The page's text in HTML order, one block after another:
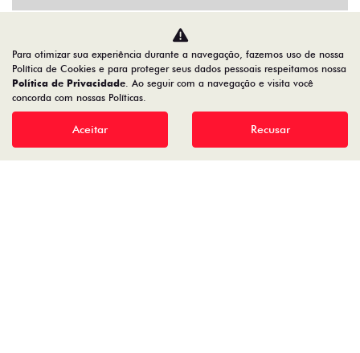
SEMINOVOS
PÓS VENDAS
Para otimizar sua experiência durante a navegação, fazemos uso de nossa
Política de Cookies e para proteger seus dados pessoais respeitamos nossa
Política de Privacidade. Ao seguir com a navegação e visita você
concorda com nossas Políticas.
Aceitar Recusar